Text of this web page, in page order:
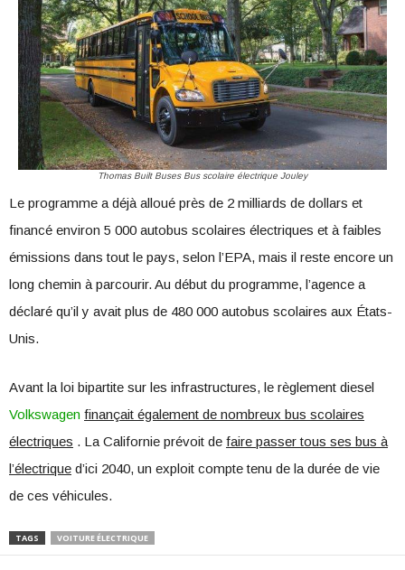
Thomas Built Buses Bus scolaire électrique Jouley
Le programme a déjà alloué près de 2 milliards de dollars et
financé environ 5 000 autobus scolaires électriques et à faibles
émissions dans tout le pays, selon l’EPA, mais il reste encore un
long chemin à parcourir. Au début du programme, l’agence a
déclaré qu’il y avait plus de 480 000 autobus scolaires aux États-
Unis.
Avant la loi bipartite sur les infrastructures, le règlement diesel
Volkswagen finançait également de nombreux bus scolaires
électriques . La Californie prévoit de faire passer tous ses bus à
l’électrique d’ici 2040, un exploit compte tenu de la durée de vie
de ces véhicules.
TAGS VOITURE ÉLECTRIQUE